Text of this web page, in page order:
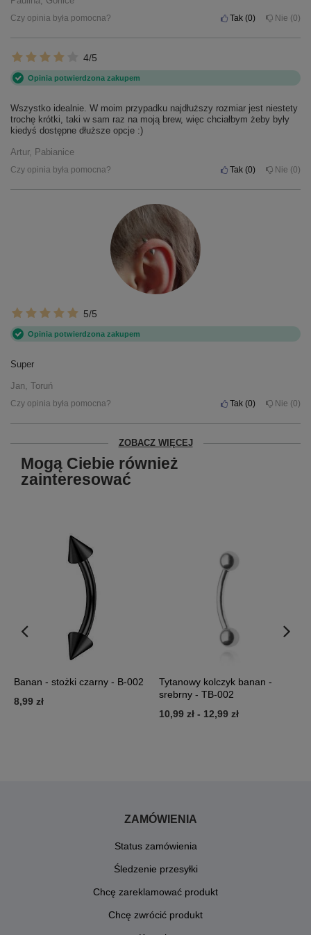
Czy opinia była pomocna? Tak 0 Nie 0
4/5
Opinia potwierdzona zakupem
Wszystko idealnie. W moim przypadku najdłuższy rozmiar jest niestety
trochę krótki, taki w sam raz na moją brew, więc chciałbym żeby były
kiedyś dostępne dłuższe opcje :)
Artur, Pabianice
Czy opinia była pomocna? Tak 0 Nie 0
5/5
Opinia potwierdzona zakupem
Super
Jan, Toruń
Czy opinia była pomocna? Tak 0 Nie 0
ZOBACZ WIĘCEJ
Mogą Ciebie również
zainteresować
Banan - stożki czarny - B-002
8,99 zł
Tytanowy kolczyk banan -
srebrny - TB-002
10,99 zł - 12,99 zł
ZAMÓWIENIA
Status zamówienia
Śledzenie przesyłki
Chcę zareklamować produkt
Chcę zwrócić produkt